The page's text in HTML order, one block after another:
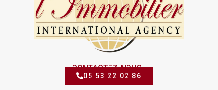
CONTACTEZ-NOUS !
05 53 22 02 86